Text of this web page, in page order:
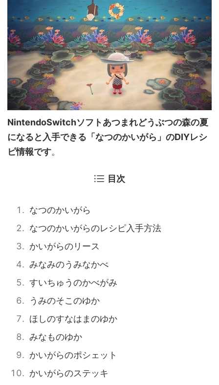
NintendoSwitchソフトあつまれどうぶつの森の夏
になると入手できる「なつのかいがら」のDIYレシ
ピ情報です。
目次
なつのかいがら
なつのかいがらのレシピ入手方法
かいがらのリース
みなみのうみなかべ
すいちゅうのかべがみ
うみのそこのゆか
ほしのすなはまのゆか
みなものゆか
かいがらのポシェット
かいがらのステッキ